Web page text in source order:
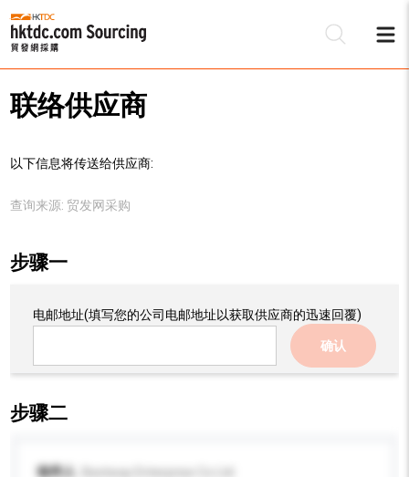
联络供应商
以下信息将传送给供应商:
查询来源: 贸发网采购
步骤一
电邮地址(填写您的公司电邮地址以获取供应商的迅速回覆)
确认
步骤二
收件人